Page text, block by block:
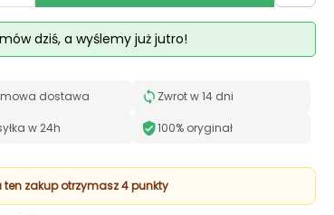
dziś, a wyślemy już jutro!
dostawa Zwrot w 14 dni
w 24h 100% oryginał
ten zakup otrzymasz 4 punkty